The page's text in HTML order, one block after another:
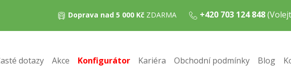
Doprava nad 5 000 Kč ZDARMA +420 703 124 848
dotazy Akce Konfigurátor Kariéra Obchodní podmínky Blog
vodu
jsou skvělým řešením pro efektivní sběr a využití dešťové
nenápadné, snadno instalovatelné a přitom maximálně účinné. S jejich